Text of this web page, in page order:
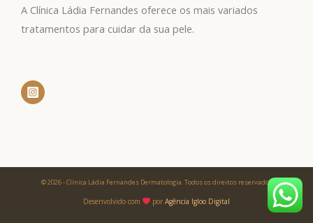
A Clínica Ládia Fernandes oferece os mais variados
tratamentos para cuidar da sua pele.
© 2026 - Clínica Ládia Fernandes Dermatologia. Todos os direitos reservados
Desenvolvido com porAgência Igloo Digital